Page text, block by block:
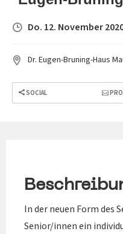
Do. 12. November
Dr. Eugen-Bruning-Haus
SOCIAL
In der neuen Form des
Senior/innen ein